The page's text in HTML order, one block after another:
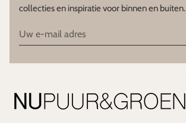
collecties en inspiratie voor binnen en buiten.